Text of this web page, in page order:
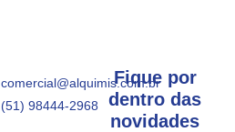
comercial@alquimis.com.br
(51) 98444-2968
Fique por
dentro das
novidades